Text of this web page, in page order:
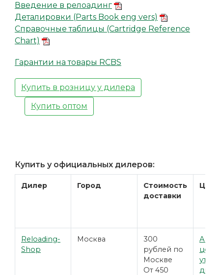
Введение в релоадинг
Деталировки (Parts Book eng vers)
Справочные таблицы (Cartridge Reference
Chart)
Гарантии на товары RCBS
Купить в розницу у дилера
Купить оптом
Купить у официальных дилеров:
Дилер Город
Стоимость
доставки
Reloading-
Shop
Москва
300
рублей по
Москве
От 450
цены